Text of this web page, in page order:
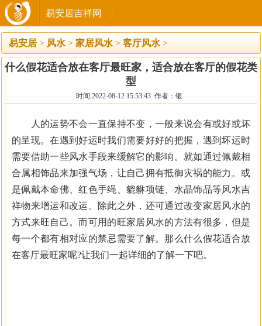
易安居吉祥网
易安居 > 风水 > 家居风水 > 客厅风水 >
什么假花适合放在客厅最旺家，适合放在客厅的假花类
型
时间:2022-08-12 15:53:43 作者：银
人的运势不会一直保持不变，一般来说会有或好或坏
的呈现。在遇到好运时我们需要好好的把握，遇到坏运时
需要借助一些风水手段来缓解它的影响。就如通过佩戴相
合属相饰品来加强气场，让自己拥有抵御灾祸的能力。或
是佩戴本命佛、红色手绳、貔貅项链、水晶饰品等风水吉
祥物来增运和改运。除此之外，还可通过改变家居风水的
方式来旺自己。而可用的旺家居风水的方法有很多，但是
每一个都有相对应的禁忌需要了解。那么什么假花适合放
在客厅最旺家呢?让我们一起详细的了解一下吧。